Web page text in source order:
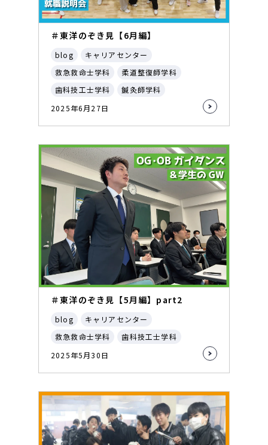
＃東洋のぞき見【6月編】
blog
キャリアセンター
救急救命士学科
柔道整復師学科
歯科技工士学科
鍼灸師学科
2025年6月27日
＃東洋のぞき見【5月編】part2
blog
キャリアセンター
救急救命士学科
歯科技工士学科
2025年5月30日